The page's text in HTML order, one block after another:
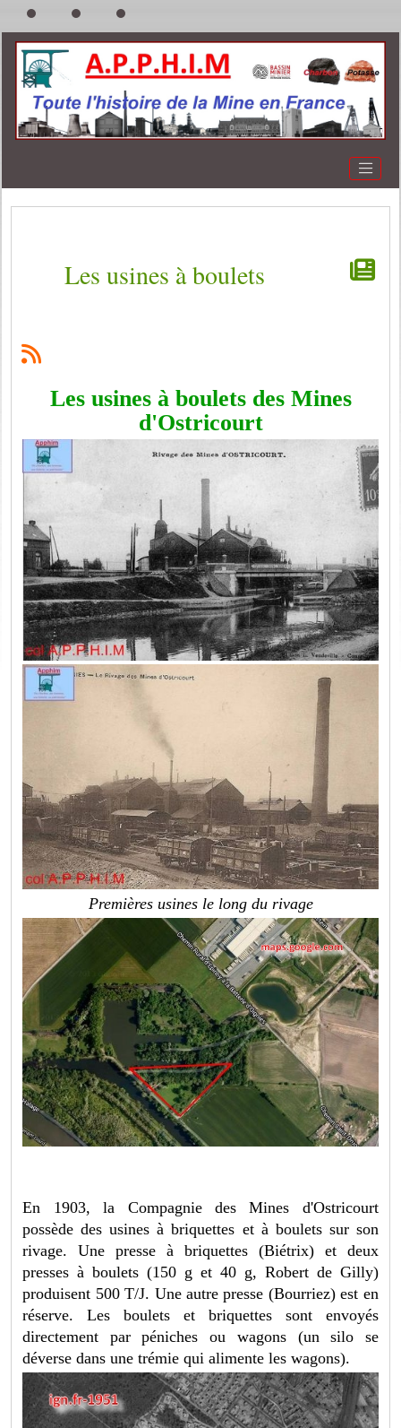
Les usines à boulets
Les usines à boulets des Mines
d'Ostricourt
Premières usines le long du rivage
En 1903, la Compagnie des Mines d'Ostricourt
possède des usines à briquettes et à boulets sur son
rivage. Une presse à briquettes (Biétrix) et deux
presses à boulets (150 g et 40 g, Robert de Gilly)
produisent 500 T/J. Une autre presse (Bourriez) est en
réserve. Les boulets et briquettes sont envoyés
directement par péniches ou wagons (un silo se
déverse dans une trémie qui alimente les wagons).